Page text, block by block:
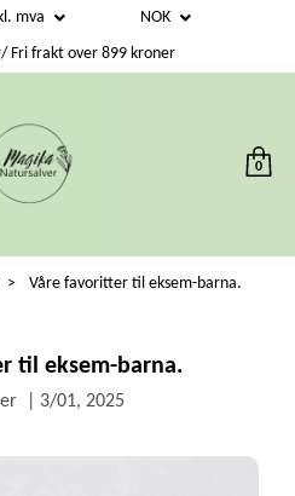
mva
NOK
Fri frakt over 899 kroner
0
Våre favoritter til eksem-barna.
til eksem-barna.
3/01, 2025